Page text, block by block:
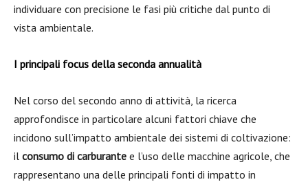
individuare con precisione le fasi più critiche dal punto di
vista ambientale.
I principali focus della seconda annualità
Nel corso del secondo anno di attività, la ricerca
approfondisce in particolare alcuni fattori chiave che
incidono sull’impatto ambientale dei sistemi di coltivazione:
il consumo di carburante e l’uso delle macchine agricole, che
rappresentano una delle principali fonti di impatto in